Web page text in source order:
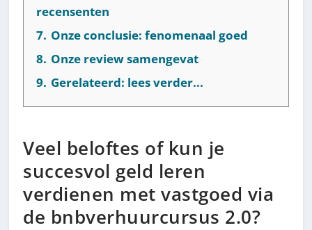
recensenten
7. Onze conclusie: fenomenaal goed
8. Onze review samengevat
9. Gerelateerd: lees verder...
Veel beloftes of kun je
succesvol geld leren
verdienen met vastgoed via
de bnbverhuurcursus 2.0?